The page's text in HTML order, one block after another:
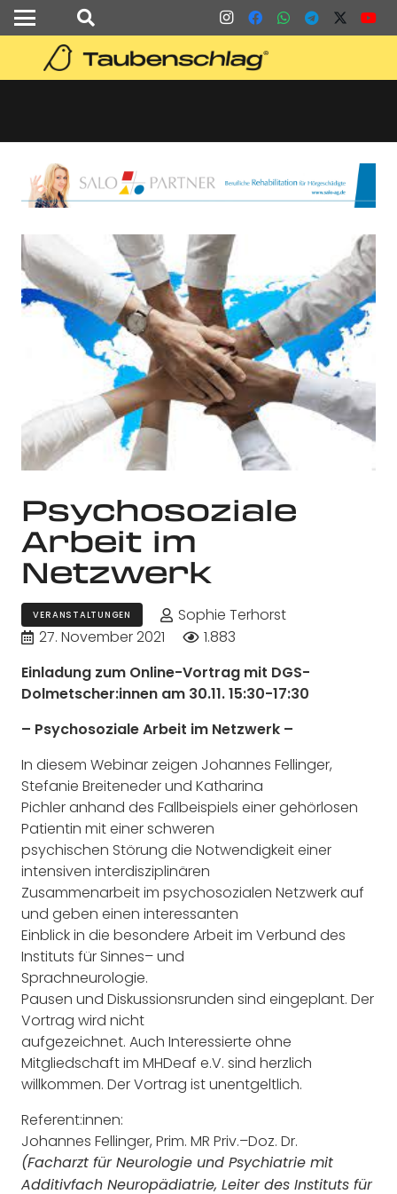
Psychosoziale
Arbeit im
Netzwerk
VERANSTALTUNGEN
Sophie Terhorst
27. November 2021
1.883
Einladung zum Online-Vortrag mit DGS-
Dolmetscher:innen am 30.11. 15:30-17:30
– Psychosoziale Arbeit im Netzwerk –
In diesem Webinar zeigen Johannes Fellinger,
Stefanie Breiteneder und Katharina
Pichleranhand des Fallbeispiels einer gehörlosen
Patientin mit einer schweren
psychischen Störung die Notwendigkeit einer
intensiven interdisziplinären
Zusammenarbeit im psychosozialen Netzwerkauf
und geben einen interessanten
Einblick in die besondere Arbeit im Verbund des
Instituts für Sinnes–und
Sprachneurologie.
Pausen und Diskussionsrunden sind eingeplant. Der
Vortrag wird nicht
aufgezeichnet. Auch Interessierte ohne
Mitgliedschaft im MHDeaf e.V. sind herzlich
willkommen. Der Vortrag ist unentgeltlich.
Referent:innen:
Johannes Fellinger, Prim. MR Priv.–Doz. Dr.
(Facharzt für Neurologie und Psychiatrie mit
Additivfach Neuropädiatrie, Leiter des Instituts für